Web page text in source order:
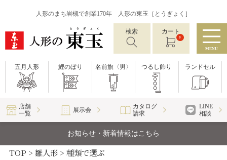
人形のまち岩槻で創業170年 人形の東玉［とうぎょく］
検索 カート
0
MENU
五月人形 鯉のぼり 名前旗〈男〉 つるし飾り ランドセル
店舗
一覧
展示会
カタログ
請求
LINE
相談
お知らせ・新着情報はこちら
TOP 雛人形 種類で選ぶ